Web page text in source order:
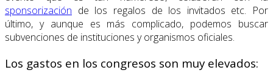
sponsorización de los regalos de los invitados etc. Por
último, y aunque es más complicado, podemos buscar
subvenciones de instituciones y organismos oficiales.
Los gastos en los congresos son muy elevados: